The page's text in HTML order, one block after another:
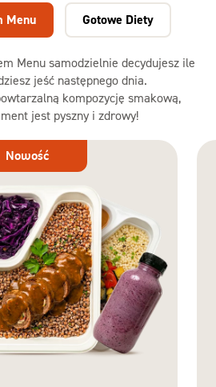
Menu samodzielnie decydujesz ile
jeść następnego dnia.
kompozycję smakową,
jest pyszny i zdrowy!
Menu Gotowe Diety
Nowość